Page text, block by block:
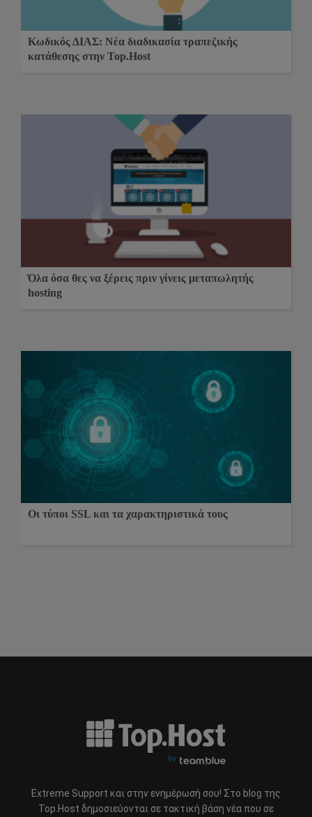
Κωδικός ΔΙΑΣ: Νέα διαδικασία τραπεζικής
κατάθεσης στην Top.Host
Όλα όσα θες να ξέρεις πριν γίνεις μεταπωλητής
hosting
Οι τύποι SSL και τα χαρακτηριστικά τους
Extreme Support και στην ενημέρωσή σου! Στο blog της
Top.Host δημοσιεύονται σε τακτική βάση νέα που σε